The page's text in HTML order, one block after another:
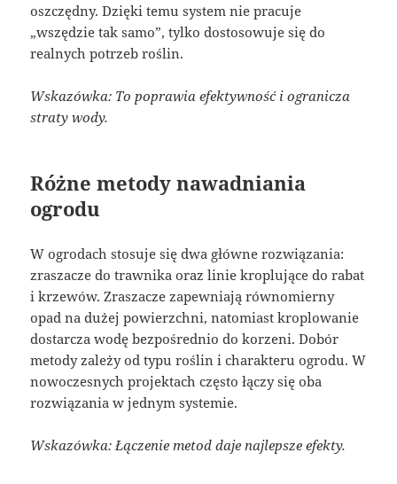
oszczędny. Dzięki temu system nie pracuje
„wszędzie tak samo”, tylko dostosowuje się do
realnych potrzeb roślin.
Wskazówka: To poprawia efektywność i ogranicza
straty wody.
Różne metody nawadniania
ogrodu
W ogrodach stosuje się dwa główne rozwiązania:
zraszacze do trawnika oraz linie kroplujące do rabat
i krzewów. Zraszacze zapewniają równomierny
opad na dużej powierzchni, natomiast kroplowanie
dostarcza wodę bezpośrednio do korzeni. Dobór
metody zależy od typu roślin i charakteru ogrodu. W
nowoczesnych projektach często łączy się oba
rozwiązania w jednym systemie.
Wskazówka: Łączenie metod daje najlepsze efekty.